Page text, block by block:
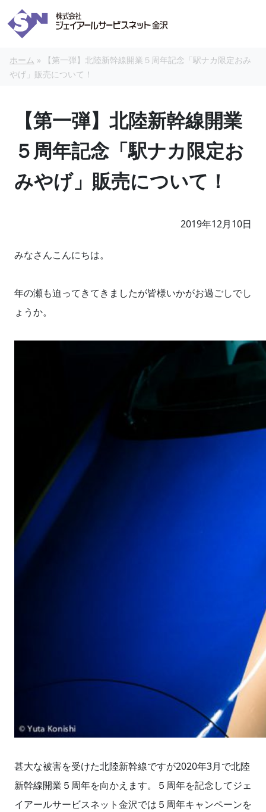
本文へスキップ
ホーム »
【第一弾】北陸新幹線開業５周年記念「駅ナカ限定おみ
やげ」販売について！
【第一弾】北陸新幹線開業
５周年記念「駅ナカ限定お
みやげ」販売について！
2019年12月10日
みなさんこんにちは。
年の瀬も迫ってきてきましたが皆様いかがお過ごしでし
ょうか。
甚大な被害を受けた北陸新幹線ですが2020年3月で北陸
新幹線開業５周年を向かえます。５周年を記念してジェ
イアールサービスネット金沢では５周年キャンペーンを